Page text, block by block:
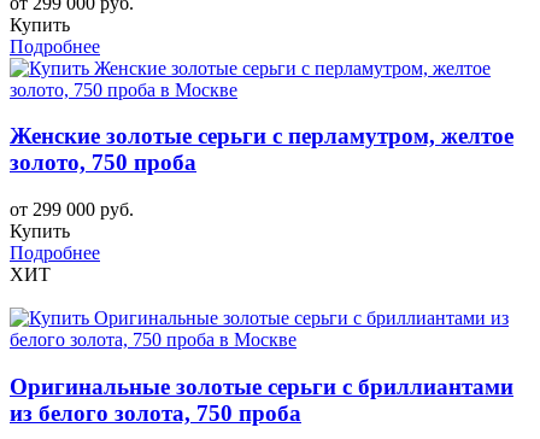
Купить
Подробнее
Женские золотые серьги с перламутром, желтое
золото, 750 проба
от 299 000 руб.
Купить
Подробнее
ХИТ
Оригинальные золотые серьги с бриллиантами
из белого золота, 750 проба